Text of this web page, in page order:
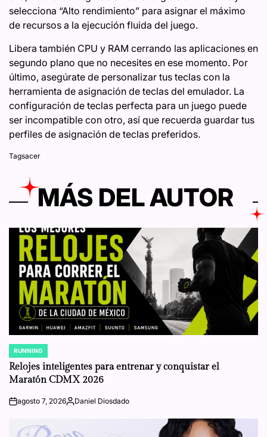
selecciona “Alto rendimiento” para asignar el máximo
de recursos a la ejecución fluida del juego.
Libera también CPU y RAM cerrando las aplicaciones en
segundo plano que no necesites en ese momento. Por
último, asegúrate de personalizar tus teclas con la
herramienta de asignación de teclas del emulador. La
configuración de teclas perfecta para un juego puede
ser incompatible con otro, así que recuerda guardar tus
perfiles de asignación de teclas preferidos.
Tagsacer
MÁS DEL AUTOR
POSTED
IN
RUNNING
Relojes inteligentes para entrenar y conquistar el
Maratón CDMX 2026
onagosto 7, 2026Posted
Daniel Diosdado